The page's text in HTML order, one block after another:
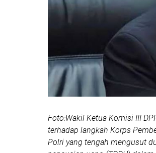
Foto:Wakil Ketua Komisi III
terhadap langkah Korps
Polri yang tengah mengusut